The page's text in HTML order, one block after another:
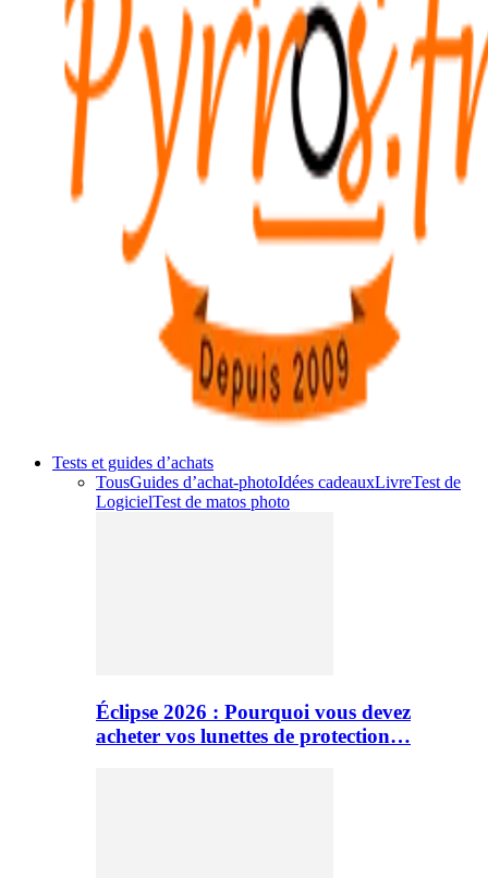
Tests et guides d’achats
TousGuides d’achat-photoIdées cadeauxLivreTest de
LogicielTest de matos photo
Éclipse 2026 : Pourquoi vous devez
acheter vos lunettes de protection…